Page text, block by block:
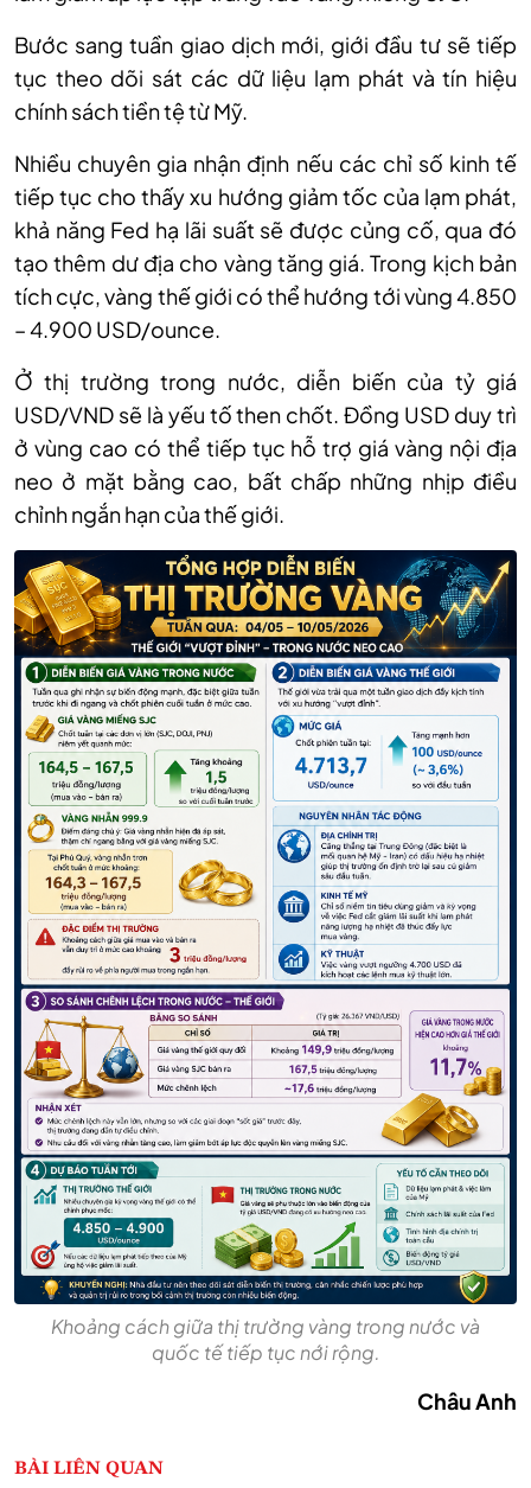
Bước sang tuần giao dịch mới, giới đầu tư sẽ tiếp
tục theo dõi sát các dữ liệu lạm phát và tín hiệu
chính sách tiền tệ từ Mỹ.
Nhiều chuyên gia nhận định nếu các chỉ số kinh tế
tiếp tục cho thấy xu hướng giảm tốc của lạm phát,
khả năng Fed hạ lãi suất sẽ được củng cố, qua đó
tạo thêm dư địa cho vàng tăng giá. Trong kịch bản
tích cực, vàng thế giới có thể hướng tới vùng 4.850
– 4.900 USD/ounce.
Ở thị trường trong nước, diễn biến của tỷ giá
USD/VND sẽ là yếu tố then chốt. Đồng USD duy trì
ở vùng cao có thể tiếp tục hỗ trợ giá vàng nội địa
neo ở mặt bằng cao, bất chấp những nhịp điều
chỉnh ngắn hạn của thế giới.
Khoảng cách giữa thị trường vàng trong nước và
quốc tế tiếp tục nới rộng.
Châu Anh
BÀI LIÊN QUAN